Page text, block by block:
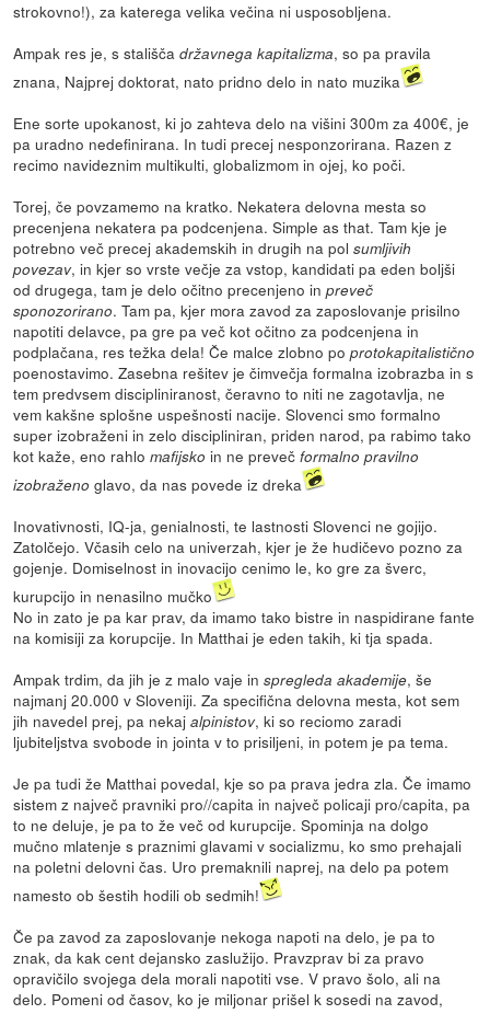
strokovno!), za katerega velika večina ni usposobljena.
Ampak res je, s stališčadržavnega kapitalizma, so pa pravila
znana, Najprej doktorat, nato pridno delo in nato muzika
Ene sorte upokanost, ki jo zahteva delo na višini 300m za 400€, je
pa uradno nedefinirana. In tudi precej nesponzorirana. Razen z
recimo navideznim multikulti, globalizmom in ojej, ko poči.
Torej, če povzamemo na kratko. Nekatera delovna mesta so
precenjena nekatera pa podcenjena. Simple as that. Tam kje je
potrebno več precej akademskih in drugih na polsumljivih
povezav, in kjer so vrste večje za vstop, kandidati pa eden boljši
od drugega, tam je delo očitno precenjeno inpreveč
sponozorirano. Tam pa, kjer mora zavod za zaposlovanje prisilno
napotiti delavce, pa gre pa več kot očitno za podcenjena in
podplačana, res težka dela! Če malce zlobno poprotokapitalistično
poenostavimo. Zasebna rešitev je čimvečja formalna izobrazba in s
tem predvsem discipliniranost, čeravno to niti ne zagotavlja, ne
vem kakšne splošne uspešnosti nacije. Slovenci smo formalno
super izobraženi in zelo discipliniran, priden narod, pa rabimo tako
kot kaže, eno rahlomafijsko in ne prevečformalno pravilno
izobraženo glavo, da nas povede iz dreka
Inovativnosti, IQ-ja, genialnosti, te lastnosti Slovenci ne gojijo.
Zatolčejo. Včasih celo na univerzah, kjer je že hudičevo pozno za
gojenje. Domiselnost in inovacijo cenimo le, ko gre za šverc,
kurupcijo in nenasilno mučko
No in zato je pa kar prav, da imamo tako bistre in naspidirane fante
na komisiji za korupcije. In Matthai je eden takih, ki tja spada.
Ampak trdim, da jih je z malo vaje inspregleda akademije, še
najmanj 20.000 v Sloveniji. Za specifična delovna mesta, kot sem
jih navedel prej, pa nekajalpinistov, ki so reciomo zaradi
ljubiteljstva svobode in jointa v to prisiljeni, in potem je pa tema.
Je pa tudi že Matthai povedal, kje so pa prava jedra zla. Če imamo
sistem z največ pravniki pro//capita in največ policaji pro/capita, pa
to ne deluje, je pa to že več od kurupcije. Spominja na dolgo
mučno mlatenje s praznimi glavami v socializmu, ko smo prehajali
na poletni delovni čas. Uro premaknili naprej, na delo pa potem
namesto ob šestih hodili ob sedmih!
Če pa zavod za zaposlovanje nekoga napoti na delo, je pa to
znak, da kak cent dejansko zaslužijo. Pravzprav bi za pravo
opravičilo svojega dela morali napotiti vse. V pravo šolo, ali na
delo. Pomeni od časov, ko je miljonar prišel k sosedi na zavod,